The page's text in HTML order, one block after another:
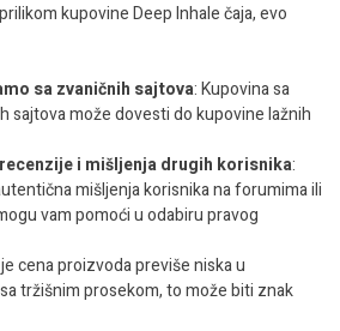
kupovine Deep Inhale čaja, evo
sa zvaničnih sajtova: Kupovina sa
sajtova može dovesti do kupovine lažnih
i mišljenja drugih korisnika:
mišljenja korisnika na forumima ili
vam pomoći u odabiru pravog
cena proizvoda previše niska u
tržišnim prosekom, to može biti znak